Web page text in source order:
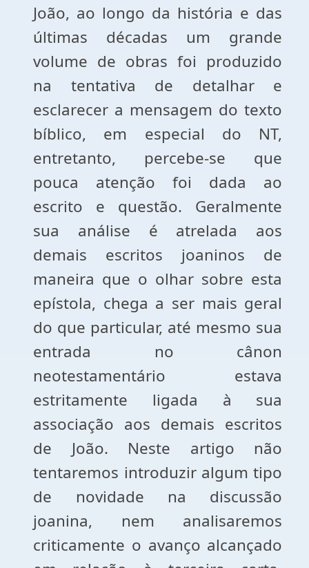
João, ao longo da história e das
últimas décadas um grande
volume de obras foi produzido
na tentativa de detalhar e
esclarecer a mensagem do texto
bíblico, em especial do NT,
entretanto, percebe-se que
pouca atenção foi dada ao
escrito e questão. Geralmente
sua análise é atrelada aos
demais escritos joaninos de
maneira que o olhar sobre esta
epístola, chega a ser mais geral
do que particular, até mesmo sua
entrada no cânon
neotestamentário estava
estritamente ligada à sua
associação aos demais escritos
de João. Neste artigo não
tentaremos introduzir algum tipo
de novidade na discussão
joanina, nem analisaremos
criticamente o avanço alcançado